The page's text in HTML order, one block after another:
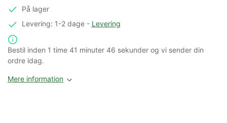
På lager
Levering: 1-2 dage- Levering
Bestil inden 1 time 41 minuter 45 sekunder og vi sender din
ordre idag.
Mere information